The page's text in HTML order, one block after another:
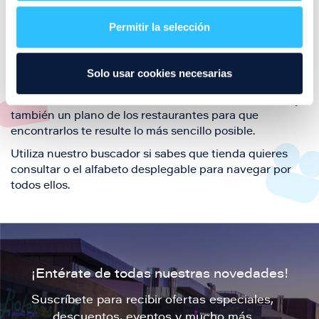
Permitir la selección
Solo usar cookies necesarias
también de nuestra oferta de ocio y shopping durante
tu visita.
El este directorio de restaurantes de Puerto Venecia
también un plano de los restaurantes para que
encontrarlos te resulte lo más sencillo posible.
Utiliza nuestro buscador si sabes que tienda quieres
consultar o el alfabeto desplegable para navegar por
todos ellos.
¡Entérate de todas nuestras novedades!
Suscríbete para recibir ofertas especiales,